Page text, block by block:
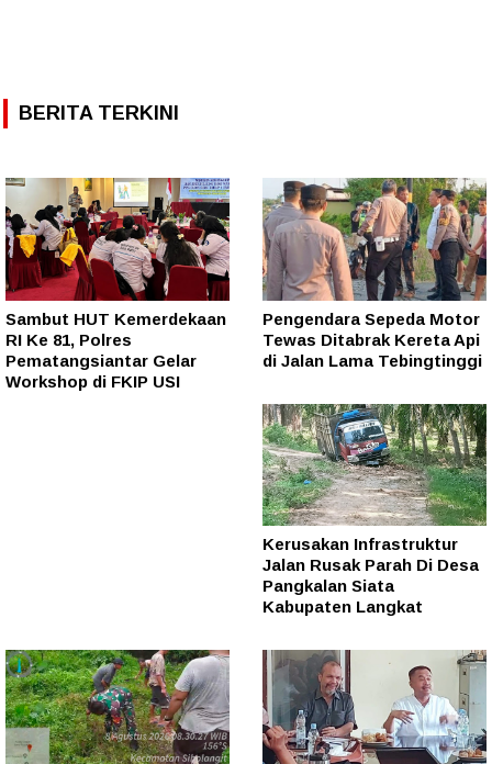
BERITA TERKINI
Sambut HUT Kemerdekaan
RI Ke 81, Polres
Pematangsiantar Gelar
Workshop di FKIP USI
Pengendara Sepeda Motor
Tewas Ditabrak Kereta Api
di Jalan Lama Tebingtinggi
Kerusakan Infrastruktur
Jalan Rusak Parah Di Desa
Pangkalan Siata
Kabupaten Langkat